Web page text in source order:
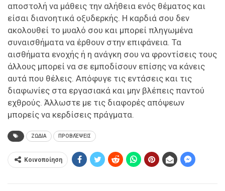
αποστολή να μάθεις την αλήθεια ενός θέματος και
είσαι διανοητικά οξυδερκής. Η καρδιά σου δεν
ακολουθεί το μυαλό σου και μπορεί πληγωμένα
συναισθήματα να έρθουν στην επιφάνεια. Τα
αισθήματα ενοχής ή η ανάγκη σου να φροντίσεις τους
άλλους μπορεί να σε εμποδίσουν επίσης να κάνεις
αυτά που θέλεις. Απόφυγε τις εντάσεις και τις
διαφωνίες στα εργασιακά και μην βλέπεις παντού
εχθρούς. Άλλωστε με τις διαφορές απόψεων
μπορείς να κερδίσεις πράγματα.
ΖΩΔΙΑ ΠΡΟΒΛΈΨΕΙΣ
Κοινοποίηση